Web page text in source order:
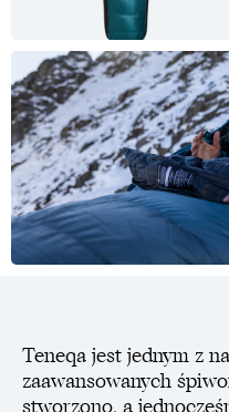
Teneqa jest jednym z
zaawansowanych
stworzono, a